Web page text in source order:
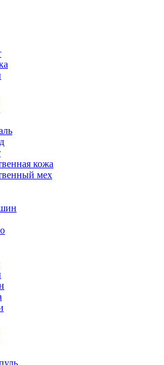
кожа
мех